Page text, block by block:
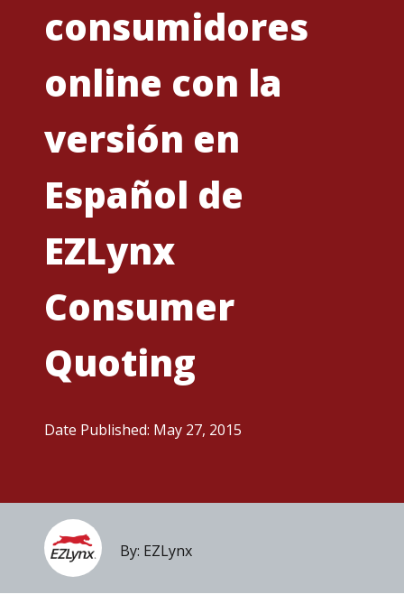
consumidores
online con la
versión en
Español de
EZLynx
Consumer
Quoting
Date Published: May 27, 2015
By: EZLynx